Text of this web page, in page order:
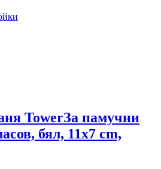
TowerЗа памучни
бял, 11x7 cm,